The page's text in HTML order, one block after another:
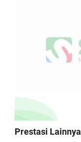
Prestasi Lainnya